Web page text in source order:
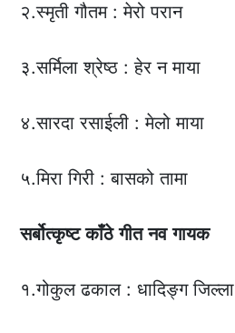
२.स्मृती गौतम : मेरो परान
३.सर्मिला श्रेष्ठ : हेर न माया
४.सारदा रसाईली : मेलो माया
५.मिरा गिरी : बासको तामा
सर्बोत्कृष्ट काँठे गीत नव गायक
१.गोकुल ढकाल : धादिङ्ग जिल्ला